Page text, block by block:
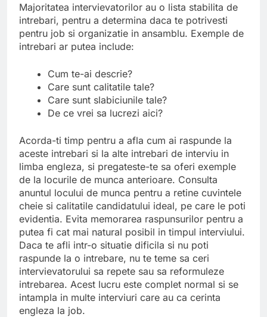
Majoritatea intervievatorilor au o lista stabilita de
intrebari, pentru a determina daca te potrivesti
pentru job si organizatie in ansamblu. Exemple de
intrebari ar putea include:
Cum te-ai descrie?
Care sunt calitatile tale?
Care sunt slabiciunile tale?
De ce vrei sa lucrezi aici?
Acorda-ti timp pentru a afla cum ai raspunde la
aceste intrebari si la alte intrebari de interviu in
limba engleza, si pregateste-te sa oferi exemple
de la locurile de munca anterioare. Consulta
anuntul locului de munca pentru a retine cuvintele
cheie si calitatile candidatului ideal, pe care le poti
evidentia. Evita memorarea raspunsurilor pentru a
putea fi cat mai natural posibil in timpul interviului.
Daca te afli intr-o situatie dificila si nu poti
raspunde la o intrebare, nu te teme sa ceri
intervievatorului sa repete sau sa reformuleze
intrebarea. Acest lucru este complet normal si se
intampla in multe interviuri care au ca cerinta
engleza la job.